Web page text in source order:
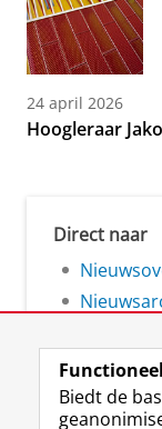
24 april 2026
Hoogleraar
Direct naar
Functioneel
Biedt de